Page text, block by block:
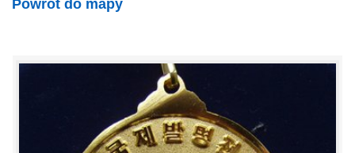
Powrót do mapy